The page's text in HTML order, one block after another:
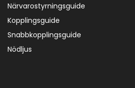
Närvarostyrningsguide
Kopplingsguide
Snabbkopplingsguide
Nödljus